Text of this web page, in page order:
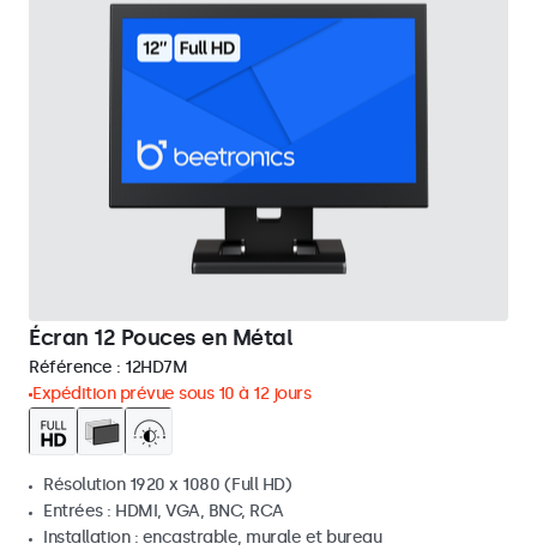
Écran 12 Pouces en Métal
Référence : 12HD7M
Expédition prévue sous 10 à 12 jours
Résolution 1920 x 1080 (Full HD)
Entrées : HDMI, VGA, BNC, RCA
Installation : encastrable, murale et bureau